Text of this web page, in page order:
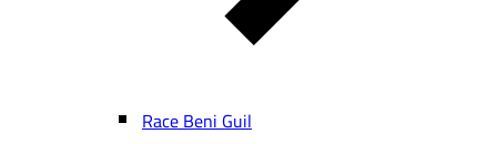
Race Beni Guil